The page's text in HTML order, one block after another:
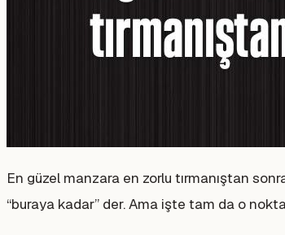
En güzel manzara en zorlu tırmanıştan
“buraya kadar” der. Ama işte tam da o